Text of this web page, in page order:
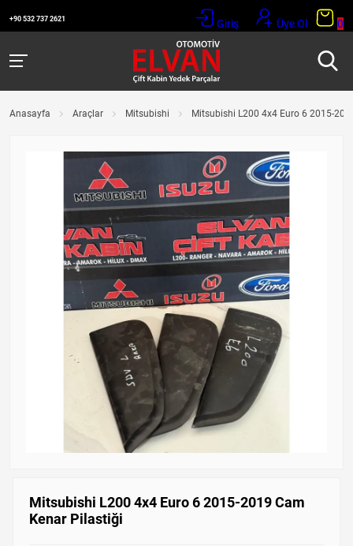
+90 532 737 2621 Giriş Üye Ol 0
Anasayfa Araçlar Mitsubishi Mitsubishi L200 4x4 Euro 6 2015-
Mitsubishi L200 4x4 Euro 6 2015-2019 Cam
Kenar Pilastiği